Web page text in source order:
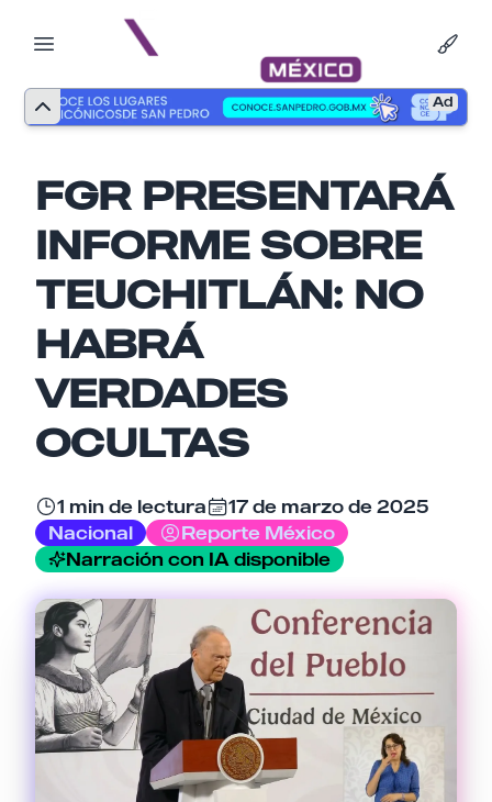
Ad
FGR PRESENTARÁ
INFORME SOBRE
TEUCHITLÁN: NO
HABRÁ
VERDADES
OCULTAS
1 min de lectura
17 de marzo de 2025
Nacional
Reporte México
Narración con IA disponible
Nombre
Email
Tu comentario
Cancelar Enviar comentario